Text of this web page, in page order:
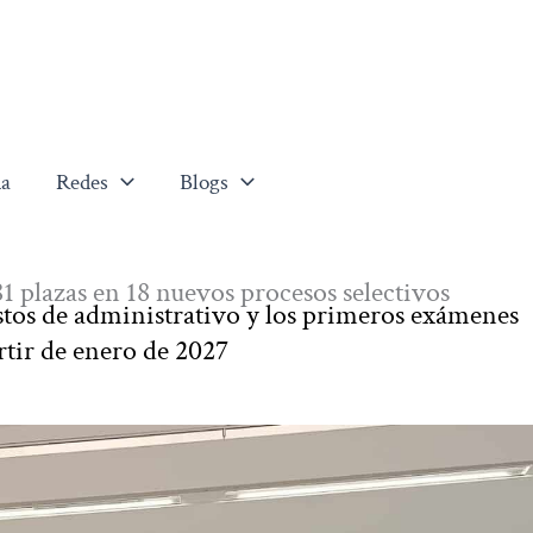
Redes Blogs
en 18 nuevos procesos selectivos
de administrativo y los primeros exámenes
de enero de 2027